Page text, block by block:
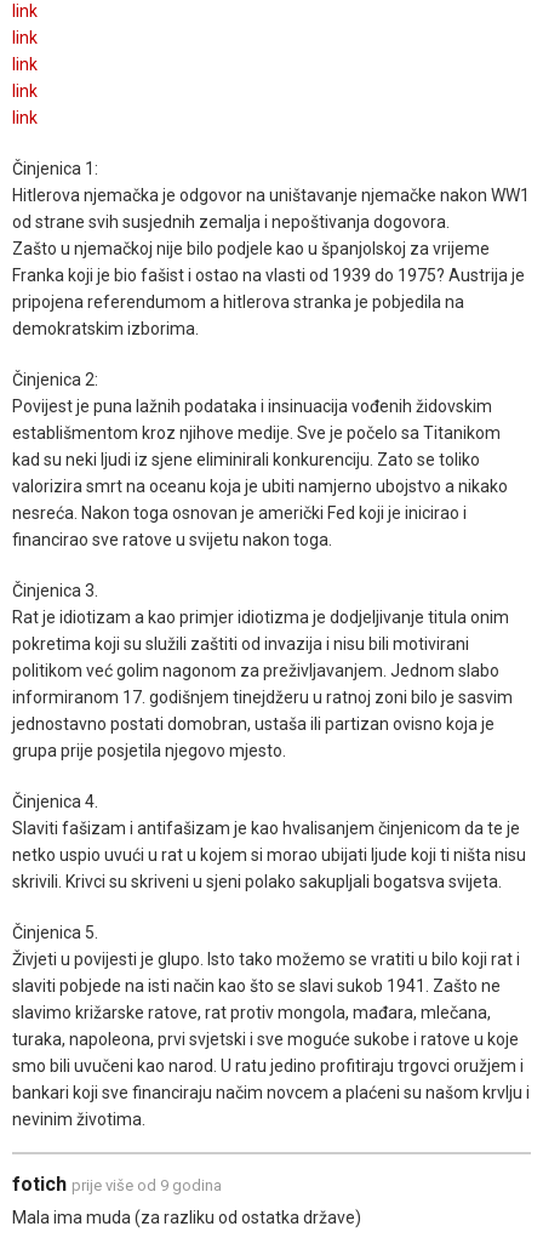
link
link
link
link
link
Činjenica 1:
Hitlerova njemačka je odgovor na uništavanje njemačke nakon WW1
od strane svih susjednih zemalja i nepoštivanja dogovora.
Zašto u njemačkoj nije bilo podjele kao u španjolskoj za vrijeme
Franka koji je bio fašist i ostao na vlasti od 1939 do 1975? Austrija je
pripojena referendumom a hitlerova stranka je pobjedila na
demokratskim izborima.
Činjenica 2:
Povijest je puna lažnih podataka i insinuacija vođenih židovskim
establišmentom kroz njihove medije. Sve je počelo sa Titanikom
kad su neki ljudi iz sjene eliminirali konkurenciju. Zato se toliko
valorizira smrt na oceanu koja je ubiti namjerno ubojstvo a nikako
nesreća. Nakon toga osnovan je američki Fed koji je inicirao i
financirao sve ratove u svijetu nakon toga.
Činjenica 3.
Rat je idiotizam a kao primjer idiotizma je dodjeljivanje titula onim
pokretima koji su služili zaštiti od invazija i nisu bili motivirani
politikom već golim nagonom za preživljavanjem. Jednom slabo
informiranom 17. godišnjem tinejdžeru u ratnoj zoni bilo je sasvim
jednostavno postati domobran, ustaša ili partizan ovisno koja je
grupa prije posjetila njegovo mjesto.
Činjenica 4.
Slaviti fašizam i antifašizam je kao hvalisanjem činjenicom da te je
netko uspio uvući u rat u kojem si morao ubijati ljude koji ti ništa nisu
skrivili. Krivci su skriveni u sjeni polako sakupljali bogatsva svijeta.
Činjenica 5.
Živjeti u povijesti je glupo. Isto tako možemo se vratiti u bilo koji rat i
slaviti pobjede na isti način kao što se slavi sukob 1941. Zašto ne
slavimo križarske ratove, rat protiv mongola, mađara, mlečana,
turaka, napoleona, prvi svjetski i sve moguće sukobe i ratove u koje
smo bili uvučeni kao narod. U ratu jedino profitiraju trgovci oružjem i
bankari koji sve financiraju načim novcem a plaćeni su našom krvlju i
nevinim životima.
fotich prije više od 9 godina
Mala ima muda (za razliku od ostatka države)